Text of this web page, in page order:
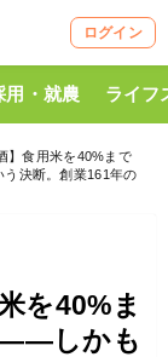
ログイン
用・就農 ライフ
】食用米を40%まで
決断。創業161年の
を40%ま
――しかも